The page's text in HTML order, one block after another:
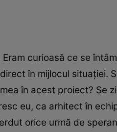
curioasă ce se
în mijlocul situației.
în acest proiect? Se
eu, ca arhitect în
orice urmă de